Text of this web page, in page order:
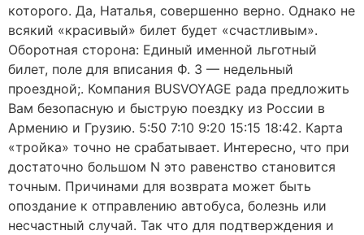
которого. Да, Наталья, совершенно верно. Однако не
всякий «красивый» билет будет «счастливым».
Оборотная сторона: Единый именной льготный
билет, поле для вписания Ф. 3 — недельный
проездной;. Компания BUSVOYAGE рада предложить
Вам безопасную и быструю поездку из России в
Армению и Грузию. 5:50 7:10 9:20 15:15 18:42. Карта
«тройка» точно не срабатывает. Интересно, что при
достаточно большом N это равенство становится
точным. Причинами для возврата может быть
опоздание к отправлению автобуса, болезнь или
несчастный случай. Так что для подтверждения и